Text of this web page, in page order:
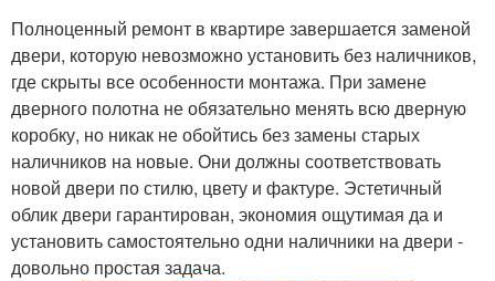
Полноценный ремонт в квартире завершается заменой
двери, которую невозможно установить без наличников,
где скрыты все особенности монтажа. При замене
дверного полотна не обязательно менять всю дверную
коробку, но никак не обойтись без замены старых
наличников на новые. Они должны соответствовать
новой двери по стилю, цвету и фактуре. Эстетичный
облик двери гарантирован, экономия ощутимая да и
установить самостоятельно одни наличники на двери -
довольно простая задача.